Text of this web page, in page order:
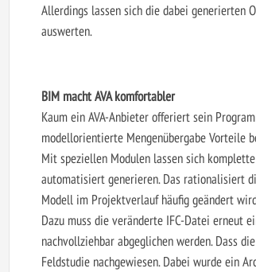
Allerdings lassen sich die dabei generierten
auswerten.
BIM macht AVA komfortabler
Kaum ein AVA-Anbieter offeriert sein
modellorientierte Mengenübergabe Vorteile
Mit speziellen Modulen lassen sich
automatisiert generieren. Das rationalisiert
Modell im Projektverlauf häufig geändert
Dazu muss die veränderte IFC-Datei erneut
nachvollziehbar abgeglichen werden. Dass
Feldstudie nachgewiesen. Dabei wurde ein